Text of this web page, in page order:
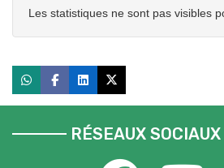
Les statistiques ne sont pas visibles
RÉSEAUX